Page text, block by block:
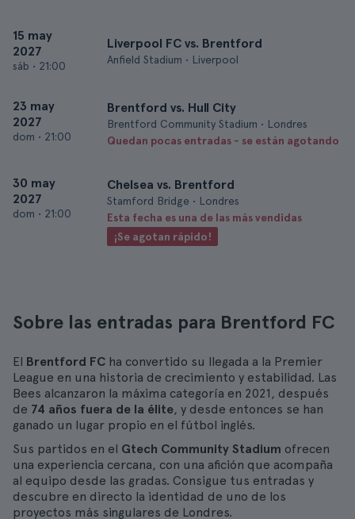
15 may
2027
sáb • 21:00
Liverpool FC vs. Brentford
Anfield Stadium • Liverpool
23 may
2027
dom • 21:00
Brentford vs. Hull City
Brentford Community Stadium • Londres
Quedan pocas entradas - se están agotando
30 may
2027
dom • 21:00
Chelsea vs. Brentford
Stamford Bridge • Londres
Esta fecha es una de las más vendidas
¡Se agotan rápido!
Sobre las entradas para Brentford FC
El Brentford FC ha convertido su llegada a la Premier
League en una historia de crecimiento y estabilidad. Las
Bees alcanzaron la máxima categoría en 2021, después
de 74 años fuera de la élite, y desde entonces se han
ganado un lugar propio en el fútbol inglés.
Sus partidos en el Gtech Community Stadium ofrecen
una experiencia cercana, con una afición que acompaña
al equipo desde las gradas. Consigue tus entradas y
descubre en directo la identidad de uno de los
proyectos más singulares de Londres.